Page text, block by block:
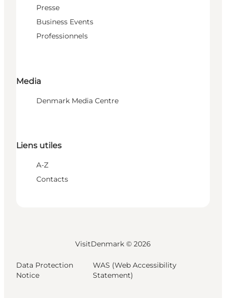
Presse
Business Events
Professionnels
Media
Denmark Media Centre
Liens utiles
A-Z
Contacts
VisitDenmark © 2026
Data Protection
Notice
WAS (Web Accessibility
Statement)